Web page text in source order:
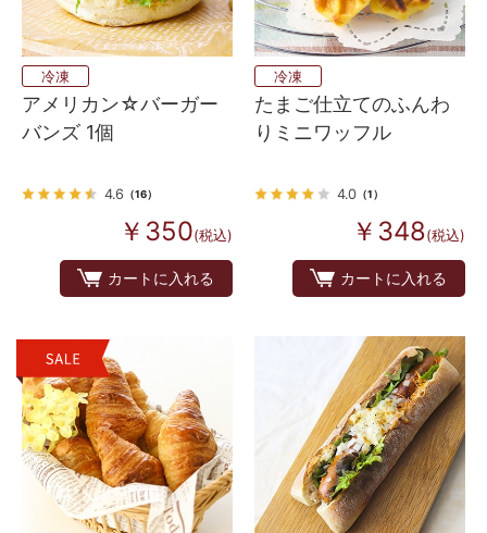
冷凍
アメリカン☆バーガー
バンズ 1個
4.6 （16）
￥350(税込)
カートに入れる
冷凍
たまご仕立てのふんわ
りミニワッフル
4.0（1）
￥348(税込)
カートに入れる